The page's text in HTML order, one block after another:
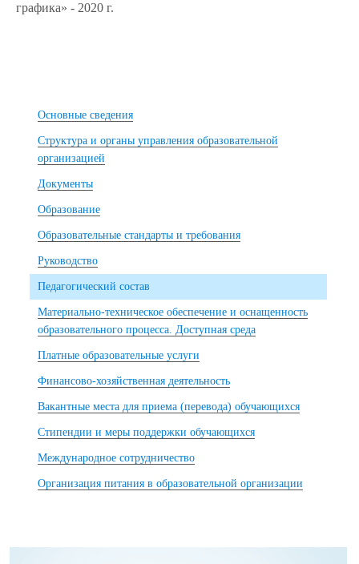
графика» - 2020 г.
Основные сведения
Структура и органы управления образовательной
организацией
Документы
Образование
Образовательные стандарты и требования
Руководство
Педагогический состав
Материально-техническое обеспечение и оснащенность
образовательного процесса. Доступная среда
Платные образовательные услуги
Финансово-хозяйственная деятельность
Вакантные места для приема (перевода) обучающихся
Стипендии и меры поддержки обучающихся
Международное сотрудничество
Организация питания в образовательной организации